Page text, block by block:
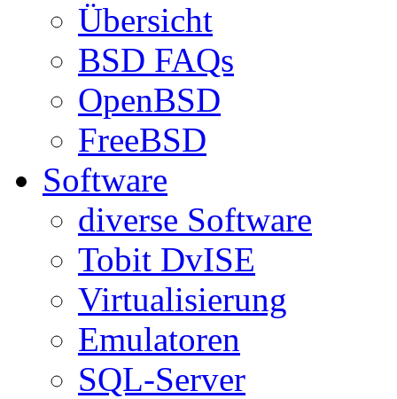
Übersicht
BSD FAQs
OpenBSD
FreeBSD
Software
diverse Software
Tobit DvISE
Virtualisierung
Emulatoren
SQL-Server